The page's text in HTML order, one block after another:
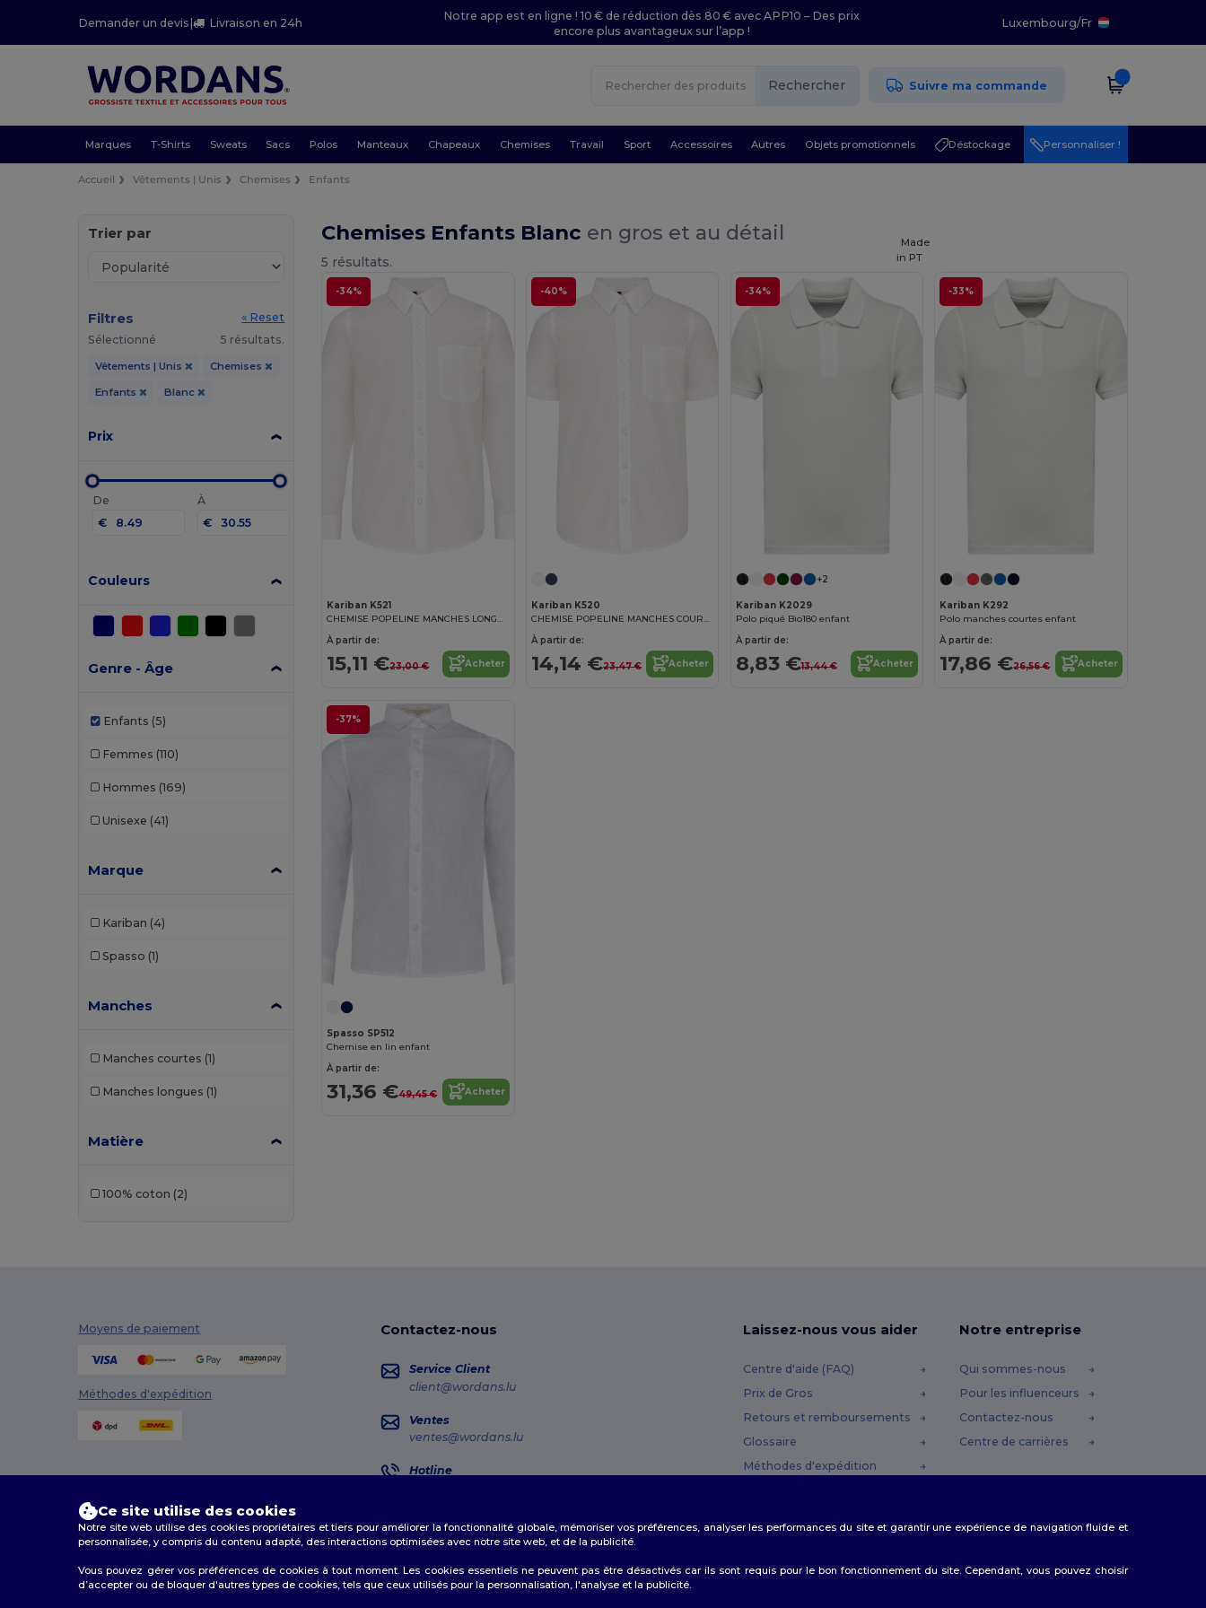
Demander un devis| Livraison en 24h
Notre app est en ligne ! 10 € de réduction dès 80 € avec APP10 – Des prix
encore plus avantageux sur l’app !
Luxembourg/Fr
Rechercher Suivre ma commande
Marques T-Shirts Sweats Sacs Polos Manteaux Chapeaux Chemises Travail Sport Accessoires Autres Objets promotionnels Déstockage Personnaliser !
Accueil Vêtements | Unis Chemises Enfants
Trier par
Filtres
« Reset
Sélectionné
5 résultats.
Vêtements | Unis Chemises
Enfants Blanc
Prix
De
€
À
€
Couleurs
Genre - Âge
Enfants (5)
Femmes (110)
Hommes (169)
Unisexe (41)
Marque
Kariban (4)
Spasso (1)
Manches
Manches courtes (1)
Manches longues (1)
Matière
100% coton (2)
Chemises Enfants Blanc en gros et au détail
5 résultats.
-34%
Kariban K521
CHEMISE POPELINE MANCHES LONGUES ENFANT
À partir de:
15,11 €23,00 € Acheter
-40%
Kariban K520
CHEMISE POPELINE MANCHES COURTES ENFANT
À partir de:
14,14 €23,47 € Acheter
-34%
+2
Kariban K2029
Polo piqué Bio180 enfant
À partir de:
8,83 €13,44 € Acheter
-33%
Made
in PT
Kariban K292
Polo manches courtes enfant
À partir de:
17,86 €26,56 € Acheter
-37%
Spasso SP512
Chemise en lin enfant
À partir de:
31,36 €49,45 € Acheter
Moyens de paiement
Méthodes d'expédition
Contactez-nous
Service Client
client@wordans.lu
Ventes
ventes@wordans.lu
Hotline
Suivi de commande
Laissez-nous vous aider
Centre d'aide (FAQ)
Prix de Gros
Retours et remboursements
Glossaire
Méthodes d'expédition
Notre entreprise
Qui sommes-nous
Pour les influenceurs
Contactez-nous
Centre de carrières
Ce site utilise des cookies
Notre site web utilise des cookies propriétaires et tiers pour améliorer la fonctionnalité globale, mémoriser vos préférences, analyser les performances du site et garantir une expérience de navigation fluide et
personnalisée, y compris du contenu adapté, des interactions optimisées avec notre site web, et de la publicité.
Vous pouvez gérer vos préférences de cookies à tout moment. Les cookies essentiels ne peuvent pas être désactivés car ils sont requis pour le bon fonctionnement du site. Cependant, vous pouvez choisir
d’accepter ou de bloquer d'autres types de cookies, tels que ceux utilisés pour la personnalisation, l'analyse et la publicité.